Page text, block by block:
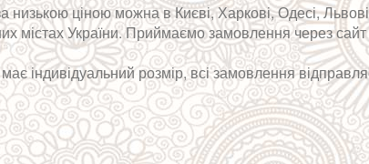
ціною можна в Києві, Харкові, Одесі,
містах України. Приймаємо замовлення через
має індивідуальний розмір, всі замовлення